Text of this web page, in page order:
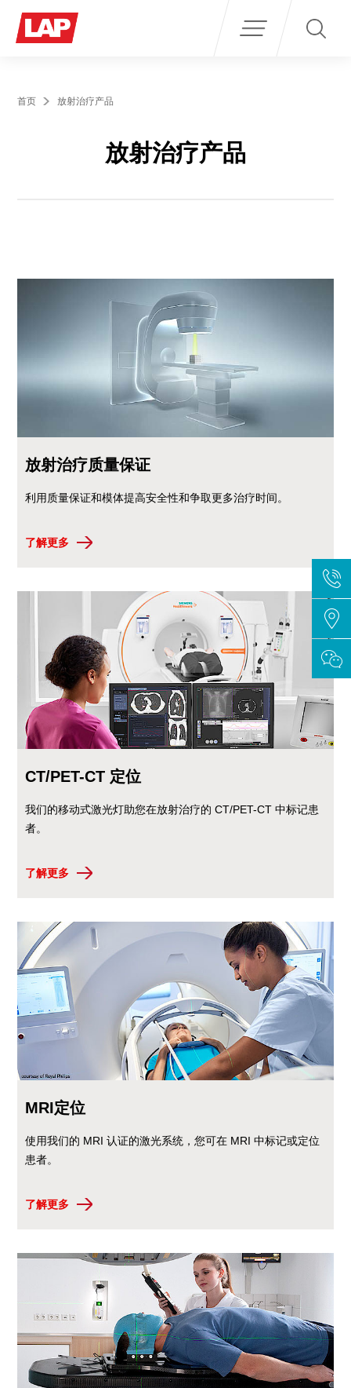
首页 放射治疗产品
放射治疗产品
放射治疗质量保证
利用质量保证和模体提高安全性和争取更多治疗时间。
了解更多
CT/PET-CT 定位
我们的移动式激光灯助您在放射治疗的 CT/PET-CT 中标记患
者。
了解更多
MRI定位
使用我们的 MRI 认证的激光系统，您可在 MRI 中标记或定位
患者。
了解更多